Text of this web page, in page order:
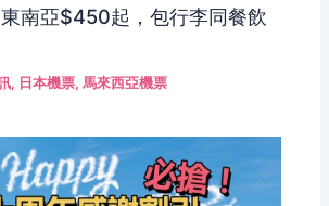
南亞$450起，包行李同餐飲
, 日本機票,馬來西亞機票